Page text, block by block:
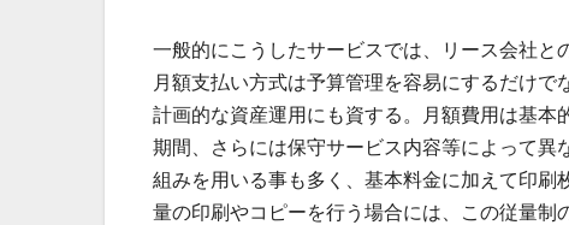
一般的にこうしたサービスでは、リース会社
月額支払い方式は予算管理を容易にするだけ
計画的な資産運用にも資する。月額費用は基
期間、さらには保守サービス内容等によって
組みを用いる事も多く、基本料金に加えて印
量の印刷やコピーを行う場合には、この従量